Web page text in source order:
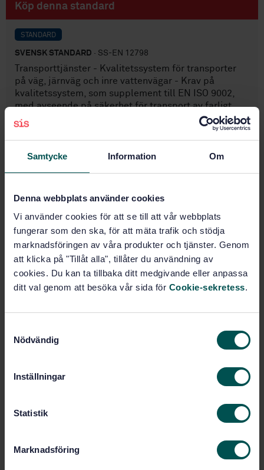
Samtycke Information Om
Denna webbplats använder cookies
Vi använder cookies för att se till att vår webbplats
fungerar som den ska, för att mäta trafik och stödja
marknadsföringen av våra produkter och tjänster. Genom
att klicka på "Tillåt alla", tillåter du användning av
cookies. Du kan ta tillbaka ditt medgivande eller anpassa
ditt val genom att besöka vår sida för Cookie-sekretess.
Nödvändig
Inställningar
Statistik
Marknadsföring
Köp denna standard
STANDARD
SVENSK STANDARD · SS-EN 12798
Transporttjänster - Kvalitetssystem för transporter
på väg, järnväg och inre vattenvägar - Krav på
kvalitetssystem, som supplement till EN ISO 9002,
med avseende på säkerhet för transport av farligt
gods
Pris:1 420 SEK
PDF
Fler alternativ
Produktinformation
Framtagen av:
Samordningsgrupp för
Internationell titel:
Transport quality system
transport - Quality system requirements
to supplement EN ISO 9002 for the
Fastställd:1999-04-01